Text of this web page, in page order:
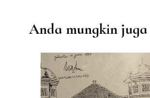
Anda mungkin juga